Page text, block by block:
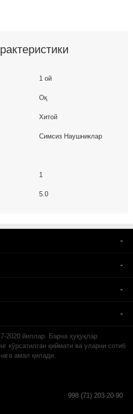
1 ой
Оқ
Хитой
Симсиз Наушниклар
1
5.0
2020 йиллар. Барча ҳуқуқлар
кўрсатилган қиймати ва уларни сотиб
амал қилади.
998 (71) 203-20-90